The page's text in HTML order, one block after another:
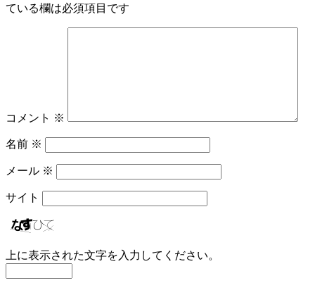
ている欄は必須項目です
コメント ※
名前 ※
メール ※
サイト
上に表示された文字を入力してください。